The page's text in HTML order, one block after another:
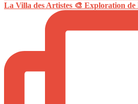
La Villa des Artistes 🎨 Exploration de